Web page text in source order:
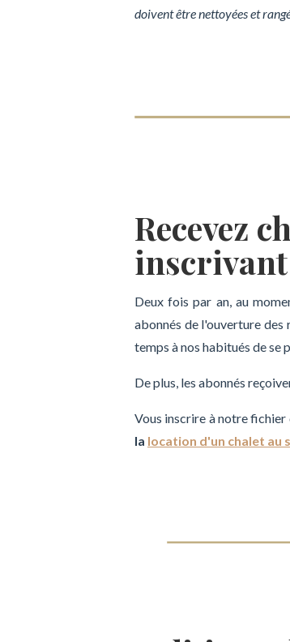
doivent être nettoyées et
Recevez
Deux fois par an, au
abonnés de l'ouverture
temps à nos habitués de se
De plus, les abonnés
Vous inscrire à notre
la location d'un chalet au